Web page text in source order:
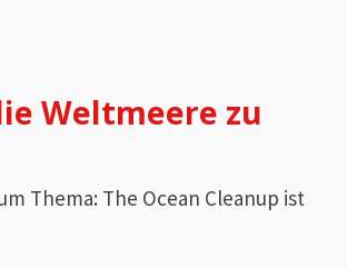
Weltmeere zu
Thema: The Ocean Cleanup ist